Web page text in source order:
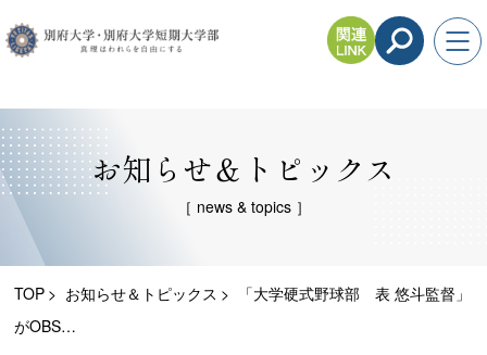
お知らせ＆トピックス
［ news & topics ］
TOP お知らせ＆トピックス
「大学硬式野球部 表 悠斗監督」
がOBS…